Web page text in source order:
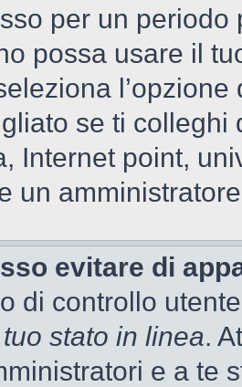
per un
possa usare il
se ti
Internet point,
un
evitare di
di controllo
stato in linea.
e a te